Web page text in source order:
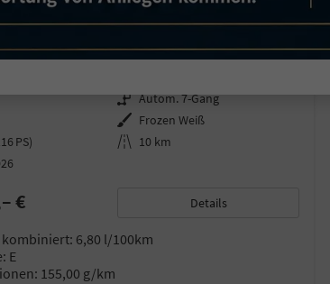
TOURNEO
Neuwagen mit Tageszulassung
GetriebeAutom. 7-Gang
Außenfarbe Frozen Weiß
PS) Kilometerstand 10 km
€ Details
6,80 l/100km
E
155,00 g/km